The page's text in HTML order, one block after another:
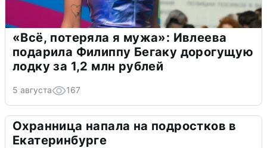
«Всё, потеряла я мужа»: Ивлеева
подарила Филиппу Бегаку дорогущую
лодку за 1,2 млн рублей
5 августа 167
Охранница напала на подростков в
Екатеринбурге